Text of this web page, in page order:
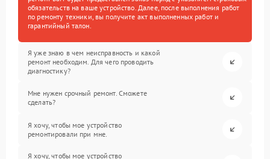
обязательств на ваше устройство. Далее, после выполнения работ
по ремонту техники, вы получите акт выполненных работ и
гарантийный талон.
Я уже знаю в чем неисправность и какой
ремонт необходим. Для чего проводить
диагностику?
Мне нужен срочный ремонт. Сможете
сделать?
Я хочу, чтобы мое устройство
ремонтировали при мне.
Я хочу, чтобы мое устройство